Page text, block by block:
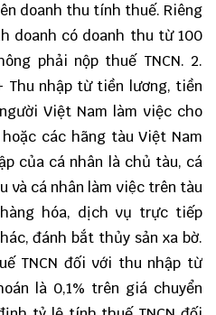
doanh thu tính thuế. Riêng
doanh có doanh thu từ 100
phải nộp thuế TNCN. 2.
Thu nhập từ tiền lương, tiền
Việt Nam làm việc cho
các hãng tàu Việt Nam
của cá nhân là chủ tàu, cá
và cá nhân làm việc trên tàu
hóa, dịch vụ trực tiếp
đánh bắt thủy sản xa bờ.
TNCN đối với thu nhập từ
là 0,1% trên giá chuyển